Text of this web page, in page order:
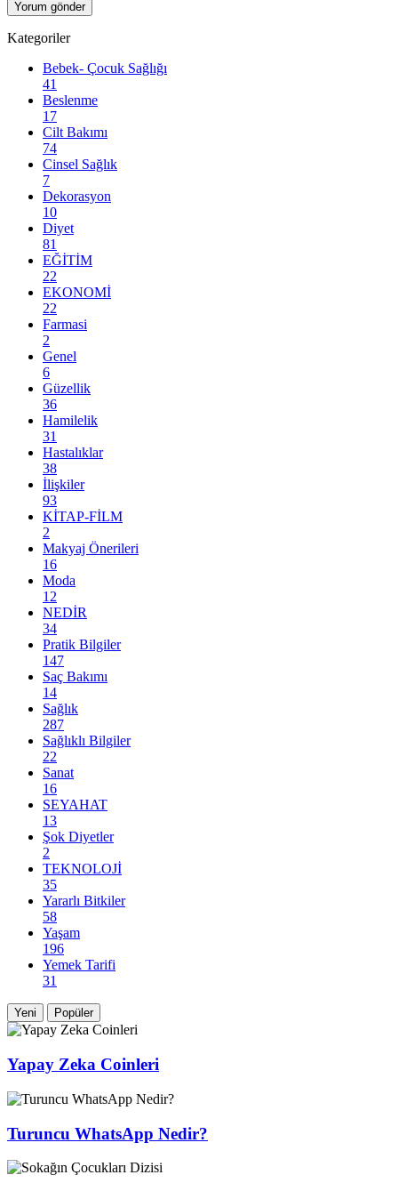
Kategoriler
Bebek- Çocuk Sağlığı
41
Beslenme
17
Cilt Bakımı
74
Cinsel Sağlık
7
Dekorasyon
10
Diyet
81
EĞİTİM
22
EKONOMİ
22
Farmasi
2
Genel
6
Güzellik
36
Hamilelik
31
Hastalıklar
38
İlişkiler
93
KİTAP-FİLM
2
Makyaj Önerileri
16
Moda
12
NEDİR
34
Pratik Bilgiler
147
Saç Bakımı
14
Sağlık
287
Sağlıklı Bilgiler
22
Sanat
16
SEYAHAT
13
Şok Diyetler
2
TEKNOLOJİ
35
Yararlı Bitkiler
58
Yaşam
196
Yemek Tarifi
31
Yeni Popüler
Yapay Zeka Coinleri
Turuncu WhatsApp Nedir?